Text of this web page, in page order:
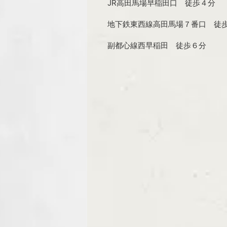
JR高田馬場早稲田口 徒歩４分
地下鉄東西線高田馬場７番口 徒
副都心線西早稲田 徒歩６分